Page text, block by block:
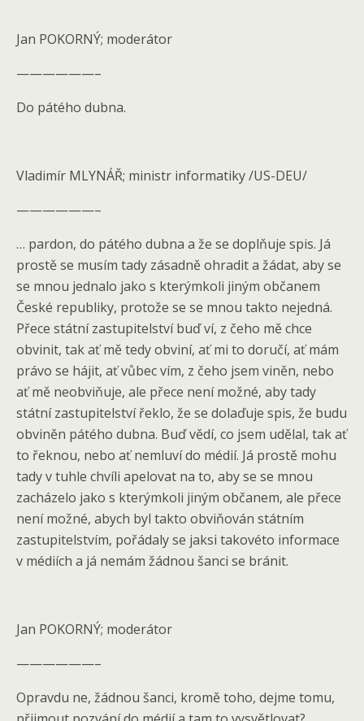
Jan POKORNÝ; moderátor
——————–
Do pátého dubna.
Vladimír MLYNÁŘ; ministr informatiky /US-DEU/
——————–
… pardon, do pátého dubna a že se doplňuje spis. Já
prostě se musím tady zásadně ohradit a žádat, aby se
se mnou jednalo jako s kterýmkoli jiným občanem
České republiky, protože se se mnou takto nejedná.
Přece státní zastupitelství buď ví, z čeho mě chce
obvinit, tak ať mě tedy obviní, ať mi to doručí, ať mám
právo se hájit, ať vůbec vím, z čeho jsem viněn, nebo
ať mě neobviňuje, ale přece není možné, aby tady
státní zastupitelství řeklo, že se dolaďuje spis, že budu
obviněn pátého dubna. Buď vědí, co jsem udělal, tak ať
to řeknou, nebo ať nemluví do médií. Já prostě mohu
tady v tuhle chvíli apelovat na to, aby se se mnou
zacházelo jako s kterýmkoli jiným občanem, ale přece
není možné, abych byl takto obviňován státním
zastupitelstvím, pořádaly se jaksi takovéto informace
v médiích a já nemám žádnou šanci se bránit.
Jan POKORNÝ; moderátor
——————–
Opravdu ne, žádnou šanci, kromě toho, dejme tomu,